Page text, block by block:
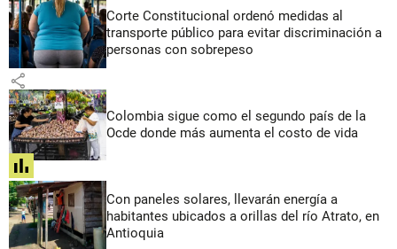
Corte Constitucional ordenó medidas al
transporte público para evitar discriminación a
personas con sobrepeso
share
Colombia sigue como el segundo país de la
Ocde donde más aumenta el costo de vida
share
Con paneles solares, llevarán energía a
habitantes ubicados a orillas del río Atrato, en
Antioquia